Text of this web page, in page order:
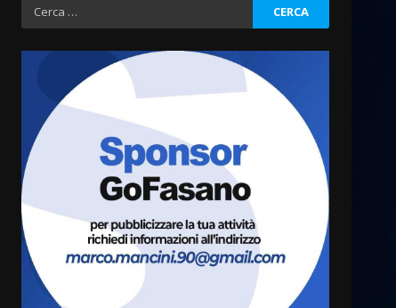
Ricerca
per:
Fasanese ferito a colpi di
arma da fuoco
6 Agosto 2026 18:13
4
Carta d’identità: continua il
piano di aperture
straordinarie del Comune di
Fasano
6 Agosto 2026 14:16